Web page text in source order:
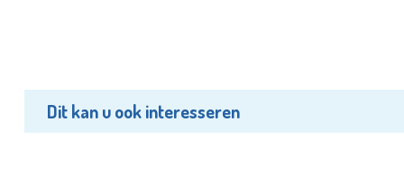
Dit kan u ook interesseren